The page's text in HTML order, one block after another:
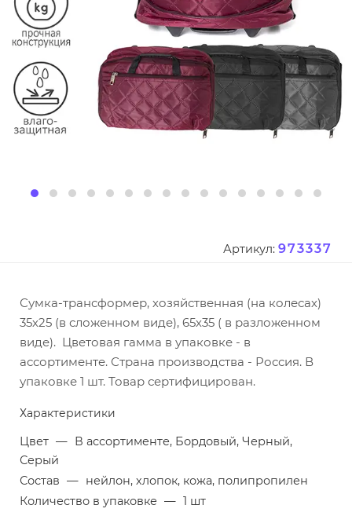
Артикул: 973337
Сумка-трансформер, хозяйственная (на колесах)
35х25 (в сложенном виде), 65х35 ( в разложенном
виде). Цветовая гамма в упаковке - в
ассортименте. Страна производства - Россия. В
упаковке 1 шт. Товар сертифицирован.
Характеристики
Цвет — В ассортименте, Бордовый, Черный,
Серый
Состав — нейлон, хлопок, кожа, полипропилен
Количество в упаковке — 1 шт